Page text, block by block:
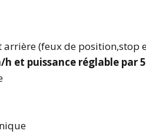
arrière (feux de
h et puissance réglable par